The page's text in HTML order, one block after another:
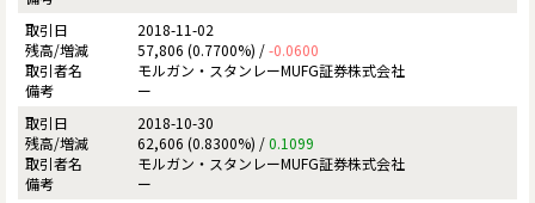
2018-11-02
57,806 (0.7700%) /-0.0600
モルガン・スタンレーMUFG証券株式会社
ー
2018-10-30
62,606 (0.8300%) /0.1099
モルガン・スタンレーMUFG証券株式会社
ー